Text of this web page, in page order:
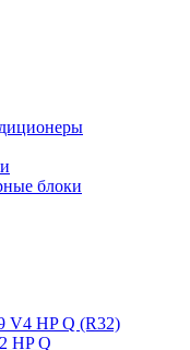
блоки
V4 HP Q (R32)
HP Q